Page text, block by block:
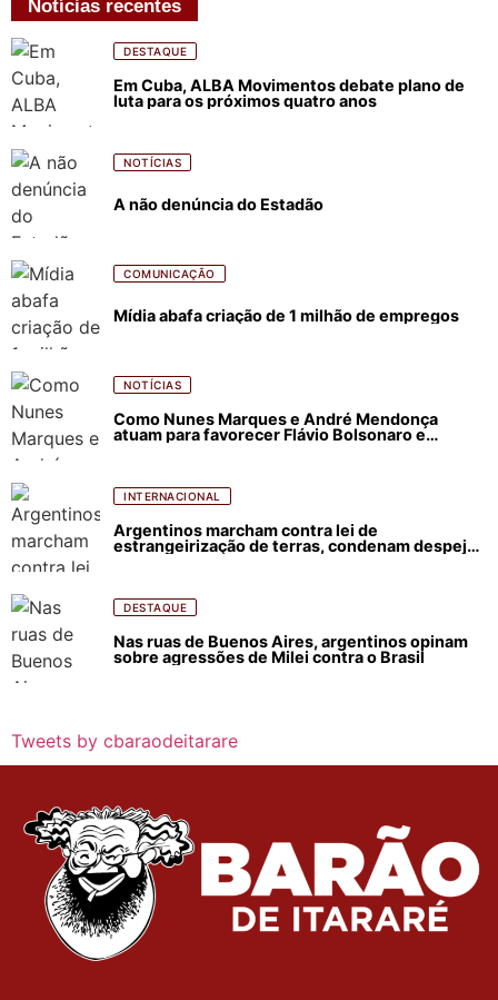
Notícias recentes
DESTAQUE
Em Cuba, ALBA Movimentos debate plano de
luta para os próximos quatro anos
NOTÍCIAS
A não denúncia do Estadão
COMUNICAÇÃO
Mídia abafa criação de 1 milhão de empregos
NOTÍCIAS
Como Nunes Marques e André Mendonça
atuam para favorecer Flávio Bolsonaro e
INTERNACIONAL
Argentinos marcham contra lei de
estrangeirização de terras, condenam despejos
DESTAQUE
Nas ruas de Buenos Aires, argentinos opinam
sobre agressões de Milei contra o Brasil
Tweets by cbaraodeitarare